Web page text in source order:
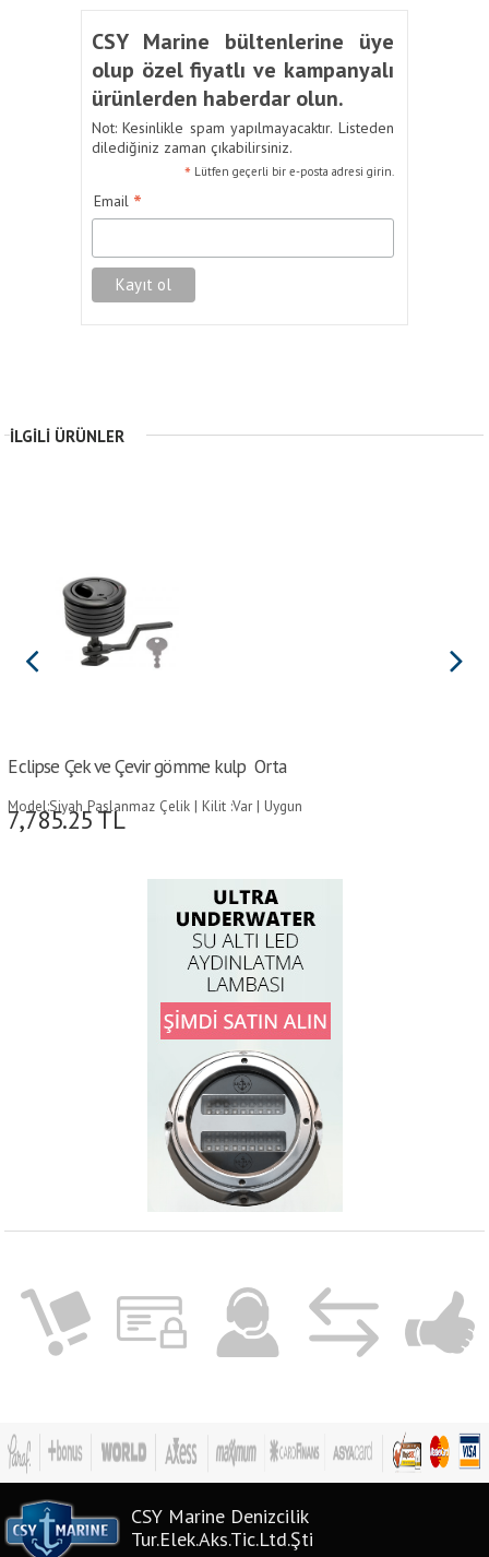
CSY Marine bültenlerine üye
olup özel fiyatlı ve kampanyalı
ürünlerden haberdar olun.
Not: Kesinlikle spam yapılmayacaktır. Listeden
dilediğiniz zaman çıkabilirsiniz.
* Lütfen geçerli bir e-posta adresi girin.
Email *
İLGILI ÜRÜNLER
Eclipse Çek ve Çevir gömme kulp  Orta
Model:Siyah Paslanmaz Çelik | Kilit :Var | Uygun
Panel Kalınlığı (mm):5-36 | Stop Stroğu
7,785.25TL
CSY Marine Denizcilik
Tur.Elek.Aks.Tic.Ltd.Şti